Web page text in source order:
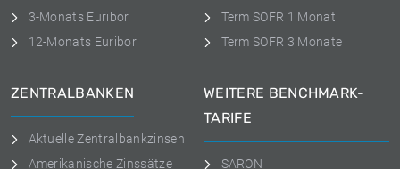
3-Monats Euribor
12-Monats Euribor
Term SOFR 1 Monat
Term SOFR 3 Monate
ZENTRALBANKEN
Aktuelle Zentralbankzinsen
Amerikanische Zinssätze
WEITERE BENCHMARK-
TARIFE
SARON